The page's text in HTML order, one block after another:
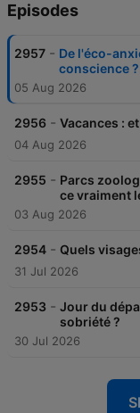
Episodes
2957 - De l'éco-
conscience ?
05 Aug 2026
2956 - Vacances :
04 Aug 2026
2955 - Parcs
ce vraiment
03 Aug 2026
2954 - Quels
31 Jul 2026
2953 - Jour du
sobriété ?
30 Jul 2026